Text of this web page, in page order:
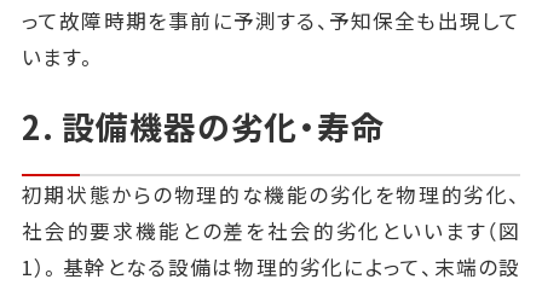
って故障時期を事前に予測する、予知保全も出現して
います。
2. 設備機器の劣化・寿命
初期状態からの物理的な機能の劣化を物理的劣化、
社会的要求機能との差を社会的劣化といいます（図
1）。基幹となる設備は物理的劣化によって、末端の設